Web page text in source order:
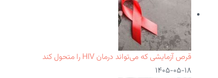
قرص آزمایشی که می‌تواند درمان HIV را متحول کند
۱۴۰۵-۰۵-۱۸